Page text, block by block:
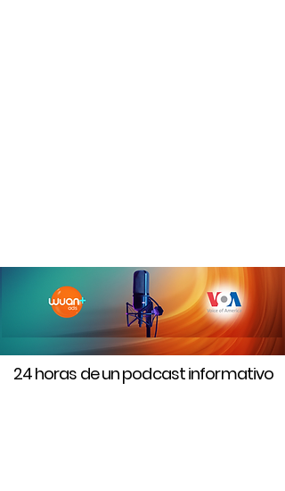
24 horas de un podcast informativo